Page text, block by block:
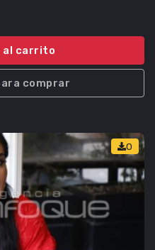
al carrito
comprar
0